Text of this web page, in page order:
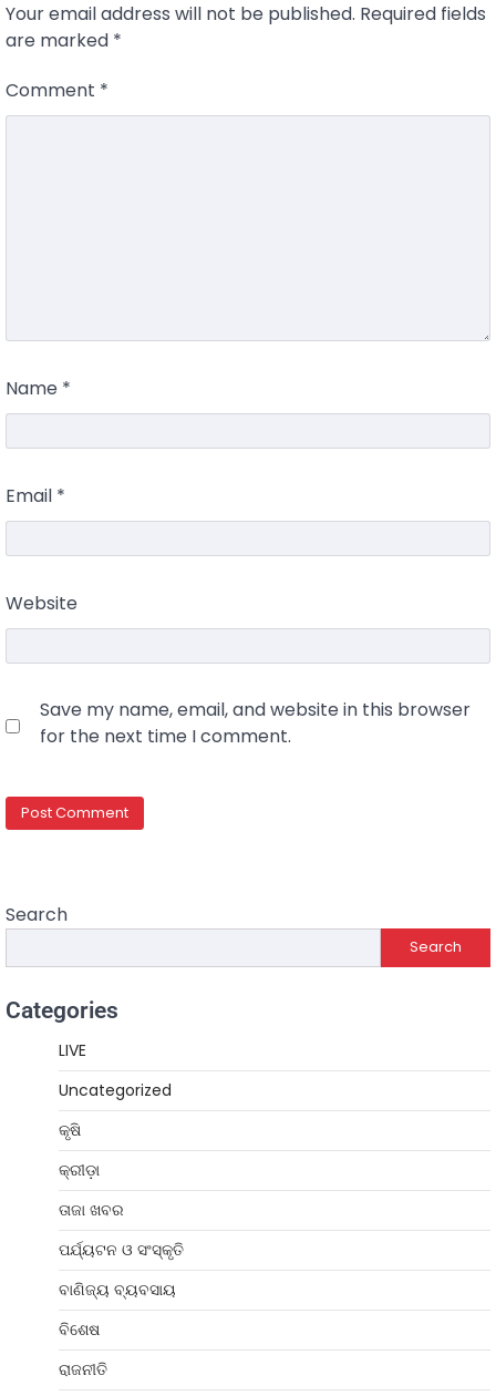
Your email address will not be published. Required fields
are marked *
Comment *
Name *
Email *
Website
Save my name, email, and website in this browser
for the next time I comment.
Search
Search
Categories
LIVE
Uncategorized
କୃଷି
କ୍ରୀଡ଼ା
ତାଜା ଖବର
ପର୍ଯ୍ୟଟନ ଓ ସଂସ୍କୃତି
ବାଣିଜ୍ୟ ବ୍ୟବସାୟ
ବିଶେଷ
ରାଜନୀତି